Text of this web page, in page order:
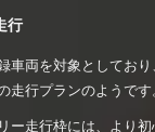
行
車両を対象としてお
走行プランのようです
ー走行枠には、より